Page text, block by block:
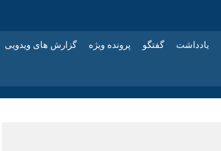
یادداشت گفتگو پرونده ویژه گزارش های ویدویی